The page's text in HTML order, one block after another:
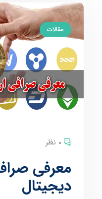
مقالات
0 نظر
معرفی
دیجیتال